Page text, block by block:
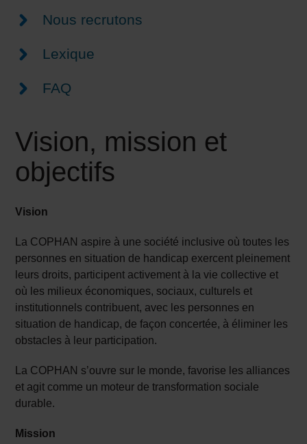
Nous recrutons
Lexique
FAQ
Vision, mission et
objectifs
Vision
La COPHAN aspire à une société inclusive où toutes les
personnes en situation de handicap exercent pleinement
leurs droits, participent activement à la vie collective et
où les milieux économiques, sociaux, culturels et
institutionnels contribuent, avec les personnes en
situation de handicap, de façon concertée, à éliminer les
obstacles à leur participation.
La COPHAN s’ouvre sur le monde, favorise les alliances
et agit comme un moteur de transformation sociale
durable.
Mission